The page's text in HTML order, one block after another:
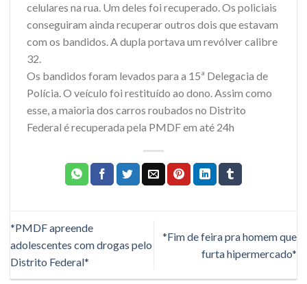
celulares na rua. Um deles foi recuperado. Os policiais
conseguiram ainda recuperar outros dois que estavam
com os bandidos. A dupla portava um revólver calibre
32.
Os bandidos foram levados para a 15ª Delegacia de
Polícia. O veículo foi restituído ao dono. Assim como
esse, a maioria dos carros roubados no Distrito
Federal é recuperada pela PMDF em até 24h
*PMDF apreende
adolescentes com drogas pelo
Distrito Federal*
*Fim de feira pra homem que
furta hipermercado*